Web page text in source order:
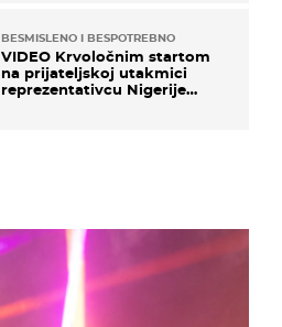
BESMISLENO I BESPOTREBNO
VIDEO Krvoločnim startom
na prijateljskoj utakmici
reprezentativcu Nigerije